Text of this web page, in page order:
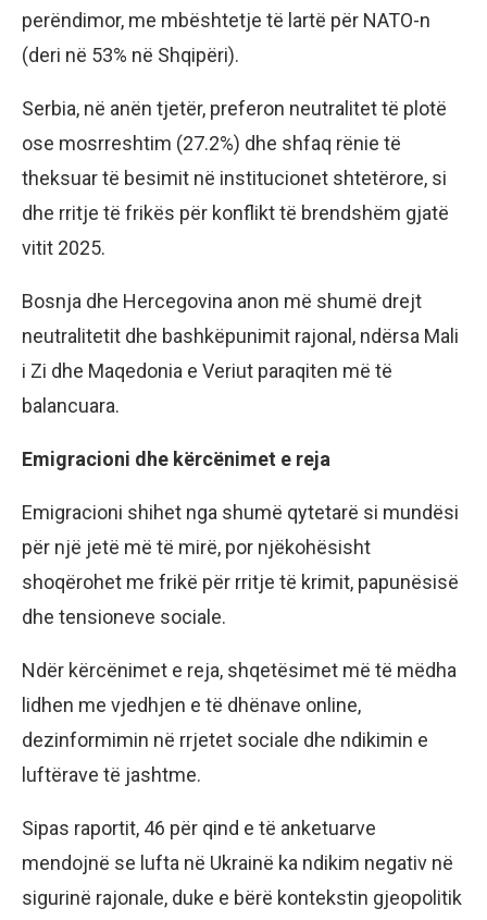
perëndimor, me mbështetje të lartë për NATO-n
(deri në 53% në Shqipëri).
Serbia, në anën tjetër, preferon neutralitet të plotë
ose mosrreshtim (27.2%) dhe shfaq rënie të
theksuar të besimit në institucionet shtetërore, si
dhe rritje të frikës për konflikt të brendshëm gjatë
vitit 2025.
Bosnja dhe Hercegovina anon më shumë drejt
neutralitetit dhe bashkëpunimit rajonal, ndërsa Mali
i Zi dhe Maqedonia e Veriut paraqiten më të
balancuara.
Emigracioni dhe kërcënimet e reja
Emigracioni shihet nga shumë qytetarë si mundësi
për një jetë më të mirë, por njëkohësisht
shoqërohet me frikë për rritje të krimit, papunësisë
dhe tensioneve sociale.
Ndër kërcënimet e reja, shqetësimet më të mëdha
lidhen me vjedhjen e të dhënave online,
dezinformimin në rrjetet sociale dhe ndikimin e
luftërave të jashtme.
Sipas raportit, 46 për qind e të anketuarve
mendojnë se lufta në Ukrainë ka ndikim negativ në
sigurinë rajonale, duke e bërë kontekstin gjeopolitik